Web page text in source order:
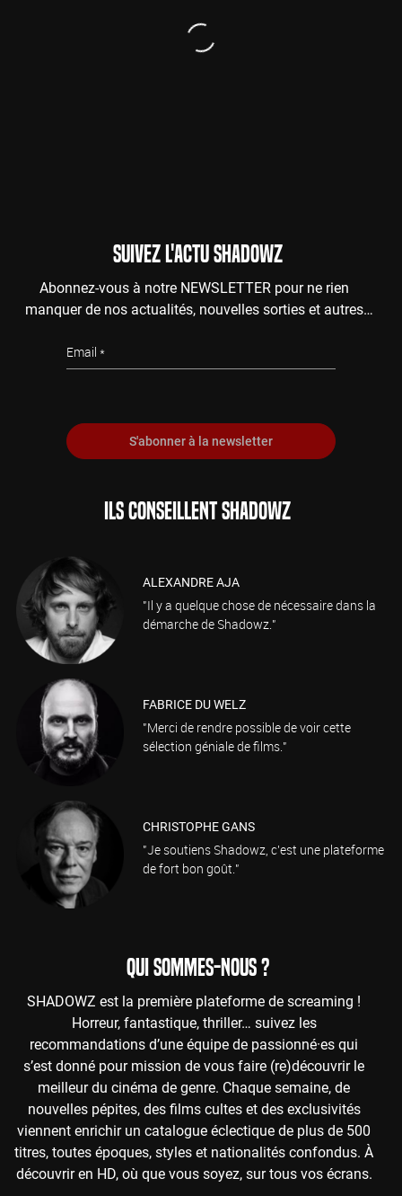
SUIVEZ L'ACTU SHADOWZ
Abonnez-vous à notre NEWSLETTER pour ne rien
manquer de nos actualités, nouvelles sorties et autres
Email
S'abonner à la newsletter
ILS CONSEILLENT SHADOWZ
ALEXANDRE AJA
"Il y a quelque chose de nécessaire dans la
démarche de Shadowz."
FABRICE DU WELZ
"Merci de rendre possible de voir cette
sélection géniale de films."
CHRISTOPHE GANS
"Je soutiens Shadowz, c'est une plateforme
de fort bon goût."
QUI SOMMES-NOUS ?
SHADOWZ est la première plateforme de screaming !
Horreur, fantastique, thriller… suivez les
recommandations d’une équipe de passionné·es qui
s’est donné pour mission de vous faire (re)découvrir le
meilleur du cinéma de genre. Chaque semaine, de
nouvelles pépites, des films cultes et des exclusivités
viennent enrichir un catalogue éclectique de plus de 500
titres, toutes époques, styles et nationalités confondus. À
découvrir en HD, où que vous soyez, sur tous vos écrans.